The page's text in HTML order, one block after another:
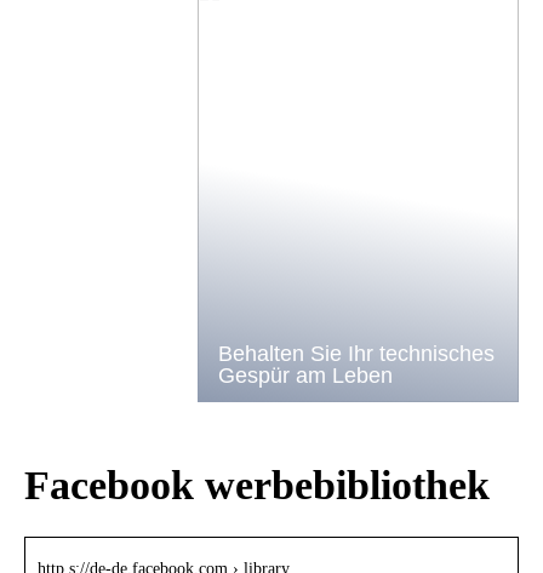
Behalten Sie Ihr technisches
Gespür am Leben
Facebook werbebibliothek
http s://de-de.facebook.com › library